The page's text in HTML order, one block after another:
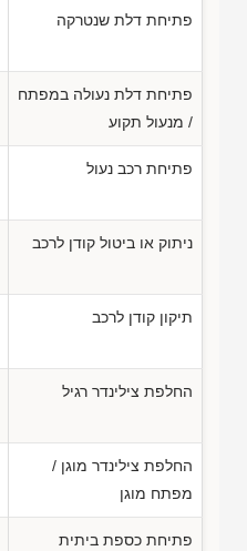
פתיחת דלת שנטרקה
פתיחת דלת נעולה במפתח
/ מנעול תקוע
פתיחת רכב נעול
ניתוק או ביטול קודן לרכב
תיקון קודן לרכב
החלפת צילינדר רגיל
החלפת צילינדר מוגן /
מפתח מוגן
פתיחת כספת ביתית